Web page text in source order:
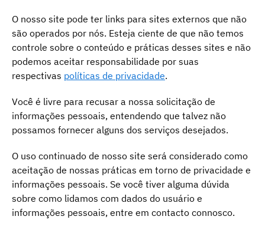
O nosso site pode ter links para sites externos que não
são operados por nós. Esteja ciente de que não temos
controle sobre o conteúdo e práticas desses sites e não
podemos aceitar responsabilidade por suas
respectivas políticas de privacidade.
Você é livre para recusar a nossa solicitação de
informações pessoais, entendendo que talvez não
possamos fornecer alguns dos serviços desejados.
O uso continuado de nosso site será considerado como
aceitação de nossas práticas em torno de privacidade e
informações pessoais. Se você tiver alguma dúvida
sobre como lidamos com dados do usuário e
informações pessoais, entre em contacto connosco.